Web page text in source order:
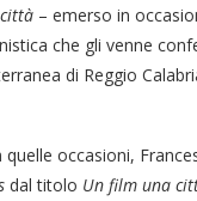
– emerso in
che gli venne
di Reggio
occasioni,
dal titolo Un film una